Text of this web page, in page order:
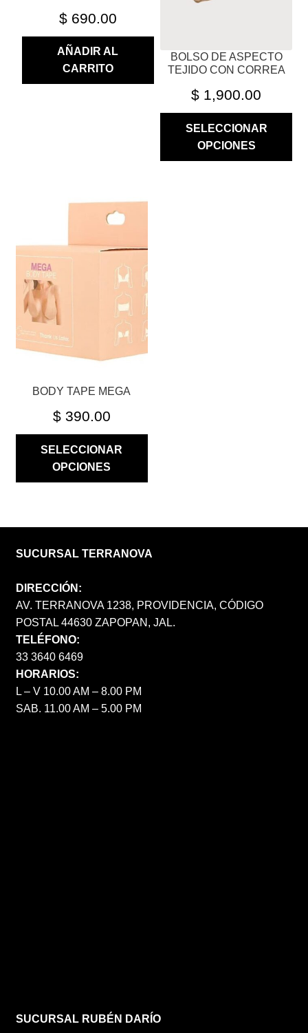
$690.00
AÑADIR AL
CARRITO
BOLSO DE ASPECTO
TEJIDO CON CORREA
$ 1,900.00
SELECCIONAR
OPCIONES
DE
BODY TAPE MEGA
$390.00
SELECCIONAR
OPCIONES
PRODUCTO
VARIANTES.
LAS
OPCIONES
SE
PUEDEN
ELEGIR
PÁGINA
PRODUCTO
SUCURSAL TERRANOVA
DIRECCIÓN:
AV. TERRANOVA 1238, PROVIDENCIA, CÓDIGO
POSTAL 44630 ZAPOPAN, JAL.
TELÉFONO:
33 3640 6469
HORARIOS:
L – V 10.00 AM – 8.00 PM
SAB. 11.00 AM – 5.00 PM
SUCURSAL RUBÉN DARÍO